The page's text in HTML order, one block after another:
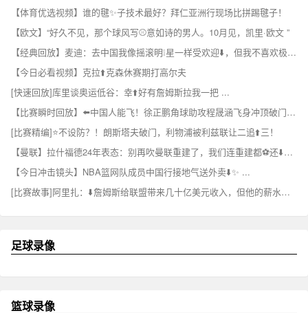
【体育优选视频】谁的毽✨子技术最好？拜仁亚洲行现场比拼踢毽子！
【欧文】“好久不见，那个球风写⚾意如诗的男人。10月见，凯里·欧文 ”
【经典回放】麦迪：去中国我像摇滚明❕星一样受欢迎⬇️，但我不喜欢极端的粉丝
【今日必看视频】克拉⬆️克森休赛期打高尔夫
[快速回放]库里谈奥运低谷：幸⬆️好有詹姆斯拉我一把 ...
【比赛瞬时回放】⬅️中国人能飞！徐正鹏角球助攻程晟涵飞身冲顶破门，庆⭐祝戴个面✌️具！
[比赛精编]⭐不设防？！朗斯塔夫破门，利物浦被利兹联让二追⬆️三！
【曼联】拉什福德24年表态：别再吹曼联重建了，我们连重建都⚽还⬇️没开始呢
【今日冲击镜头】NBA篮网队成员中国行接地气送外卖⬇️✨ ...
[比赛故事]阿里扎：⬇️詹姆斯给联盟带来几十亿美元收入，但他的薪水有点低了
足球录像
篮球录像